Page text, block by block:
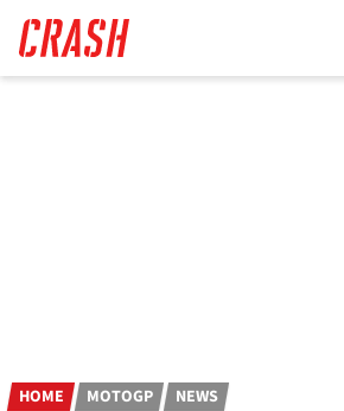
main
content
HOME MOTOGP NEWS